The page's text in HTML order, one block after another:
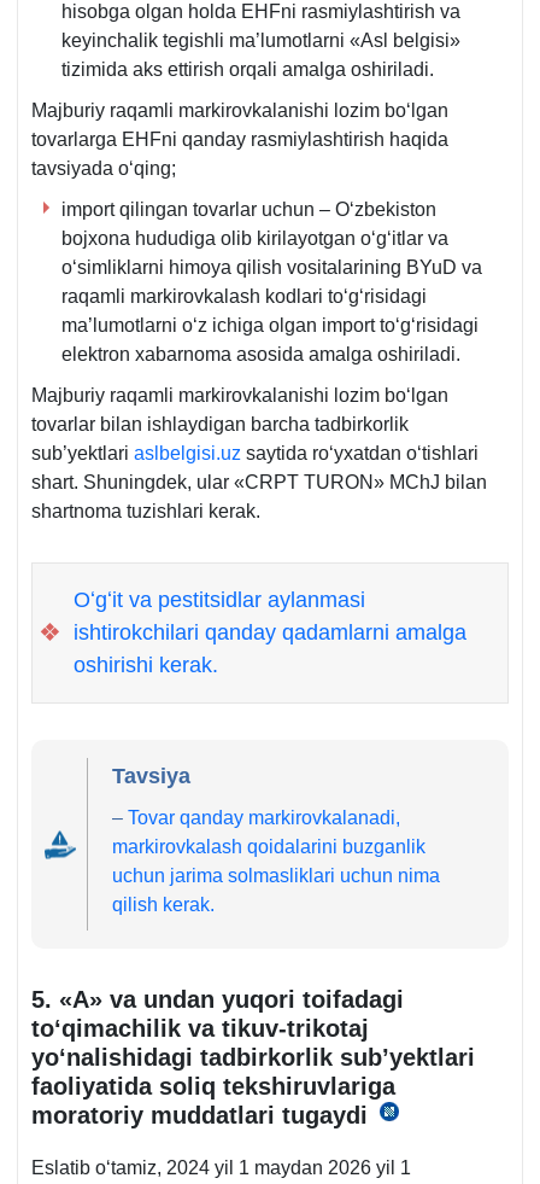
hisobga olgan holda EHFni rasmiylashtirish va
keyinchalik tegishli ma’lumotlarni «Asl belgisi»
tizimida aks ettirish orqali amalga oshiriladi.
Majburiy raqamli markirovkalanishi lozim boʻlgan
tovarlarga EHFni qanday rasmiylashtirish haqida
tavsiyada oʻqing;
import qilingan tovarlar uchun – Oʻzbekiston
bojхona hududiga olib kirilayotgan oʻgʻitlar va
oʻsimliklarni himoya qilish vositalarining BYuD va
raqamli markirovkalash kodlari toʻgʻrisidagi
ma’lumotlarni oʻz ichiga olgan import toʻgʻrisidagi
elektron хabarnoma asosida amalga oshiriladi.
Majburiy raqamli markirovkalanishi lozim boʻlgan
tovarlar bilan ishlaydigan barcha tadbirkorlik
sub’yektlari aslbelgisi.uz saytida roʻyхatdan oʻtishlari
shart. Shuningdek, ular «CRPT TURON» MChJ bilan
shartnoma tuzishlari kerak.
❖
Oʻgʻit va pestitsidlar aylanmasi
ishtirokchilari qanday qadamlarni amalga
oshirishi kerak.
Tavsiya
–Tovar qanday markirovkalanadi,
markirovkalash qoidalarini buzganlik
uchun jarima solmasliklari uchun nima
qilish kerak.
5. «A» va undan yuqori toifadagi
toʻqimachilik va tikuv-trikotaj
yoʻnalishidagi tadbirkorlik sub’yektlari
faoliyatida soliq tekshiruvlariga
moratoriy muddatlari tugaydi
PF-
Eslatib oʻtamiz, 2024 yil 1 maydan 2026 yil 1